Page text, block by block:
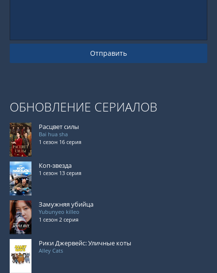
Отправить
ОБНОВЛЕНИЕ СЕРИАЛОВ
Расцвет силы
Bai hua sha
1 сезон 16 серия
Коп-звезда
1 сезон 13 серия
Замужняя убийца
Yubunyeo killeo
1 сезон 2 серия
Рики Джервейс: Уличные коты
Alley Cats